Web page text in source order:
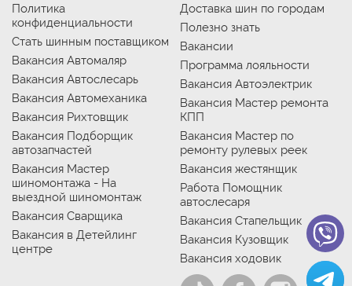
Политика
конфиденциальности
Стать шинным поставщиком
Вакансия Автомаляр
Вакансия Автослесарь
Вакансия Автомеханика
Вакансия Рихтовщик
Вакансия Подборщик
автозапчастей
Вакансия Мастер
шиномонтажа - На
выездной шиномонтаж
Вакансия Сварщика
Вакансия в Детейлинг
центре
Доставка шин по городам
Полезно знать
Вакансии
Программа лояльности
Вакансия Автоэлектрик
Вакансия Мастер ремонта
КПП
Вакансия Мастер по
ремонту рулевых реек
Вакансия жестянщик
Работа Помощник
автослесаря
Вакансия Стапельщик
Вакансия Кузовщик
Вакансия ходовик